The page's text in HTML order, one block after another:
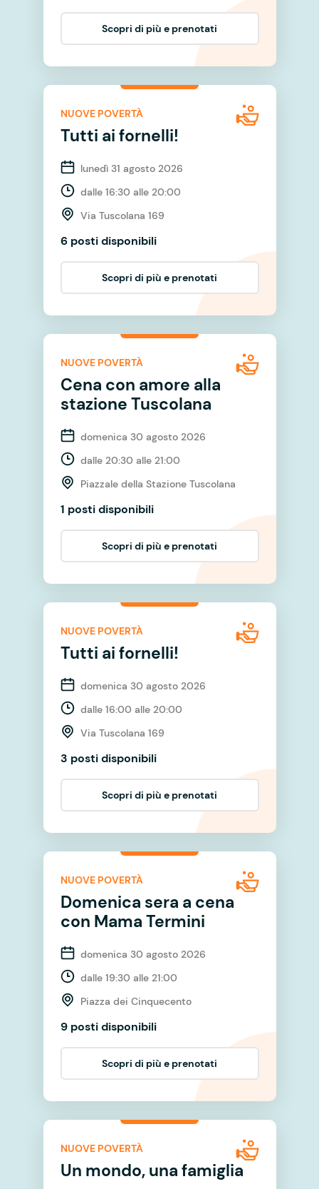
Scopri di più e prenotati
NUOVE POVERTÀ
Tutti ai fornelli!
lunedì 31 agosto 2026
dalle 16:30 alle 20:00
Via Tuscolana 169
6 posti disponibili
Scopri di più e prenotati
NUOVE POVERTÀ
Cena con amore alla
stazione Tuscolana
domenica 30 agosto 2026
dalle 20:30 alle 21:00
Piazzale della Stazione Tuscolana
1 posti disponibili
Scopri di più e prenotati
NUOVE POVERTÀ
Tutti ai fornelli!
domenica 30 agosto 2026
dalle 16:00 alle 20:00
Via Tuscolana 169
3 posti disponibili
Scopri di più e prenotati
NUOVE POVERTÀ
Domenica sera a cena
con Mama Termini
domenica 30 agosto 2026
dalle 19:30 alle 21:00
Piazza dei Cinquecento
9 posti disponibili
Scopri di più e prenotati
NUOVE POVERTÀ
Un mondo, una famiglia